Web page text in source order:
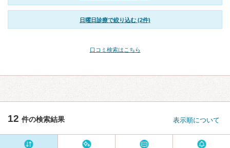
日曜日診療で絞り込む (2件)
口コミ検索はこちら
12 件の検索結果 表示順について